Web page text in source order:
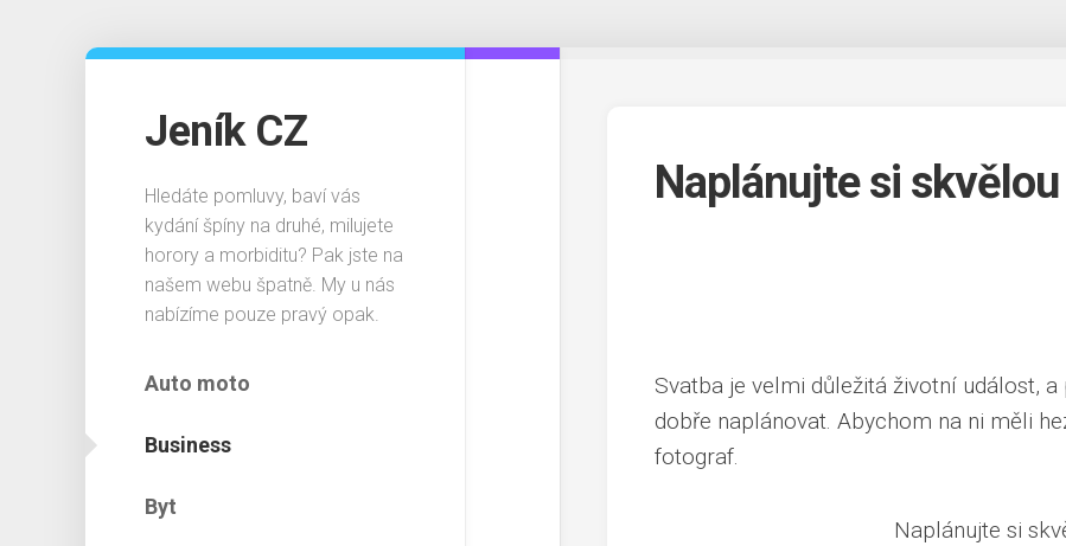
Jeník CZ
Hledáte pomluvy, baví vás
kydání špíny na druhé, milujete
horory a morbiditu? Pak jste na
našem webu špatně. My u nás
nabízíme pouze pravý opak.
Auto moto
Business
Byt
Naplánujte si
Svatba je velmi důležitá životní událost,
dobře naplánovat. Abychom na ni měli
fotograf.
Naplánujte si